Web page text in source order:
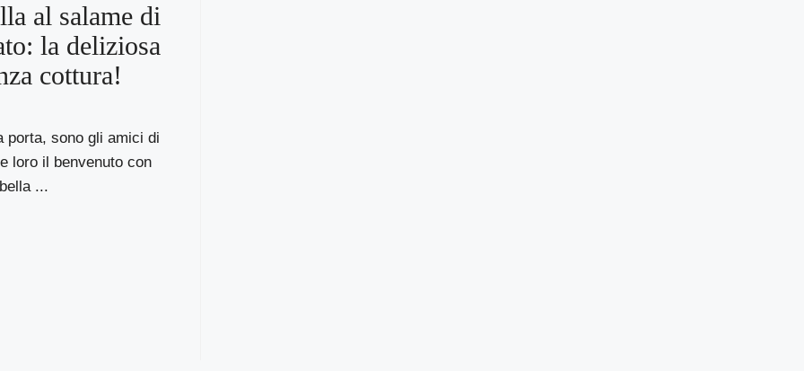
al salame di
la deliziosa
cottura!
porta, sono gli amici di
loro il benvenuto con
...